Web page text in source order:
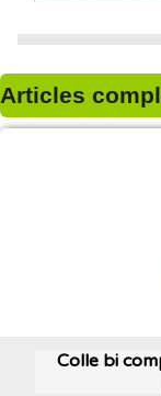
Articles
Colle bi